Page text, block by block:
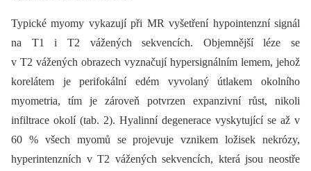
Typické myomy vykazují při MR vyšetření hypointenzní signál
na T1 i T2 vážených sekvencích. Objemnější léze se
v T2 vážených obrazech vyznačují hypersignálním lemem, jehož
korelátem je perifokální edém vyvolaný útlakem okolního
myometria, tím je zároveň potvrzen expanzivní růst, nikoli
infiltrace okolí (tab. 2). Hyalinní degenerace vyskytující se až v
60 % všech myomů se projevuje vznikem ložisek nekrózy,
hyperintenzních v T2 vážených sekvencích, která jsou neostře